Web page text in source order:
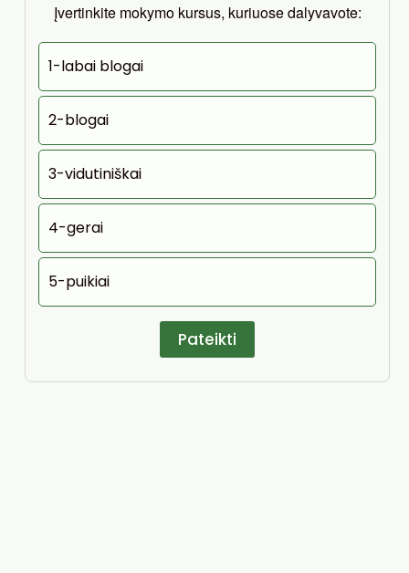
Įvertinkite mokymo kursus, kuriuose dalyvavote:
1-labai blogai
2-blogai
3-vidutiniškai
4-gerai
5-puikiai